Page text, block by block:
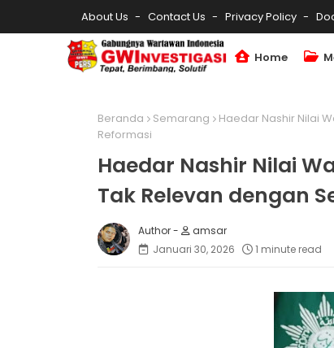
About Us Contact Us Privacy Policy
Home
Beranda Semarang
Haedar Nashir Nilai
Reformasi
Haedar Nashir Nilai
Tak Relevan dengan
amsar
Januari 30, 2026
1 minute read